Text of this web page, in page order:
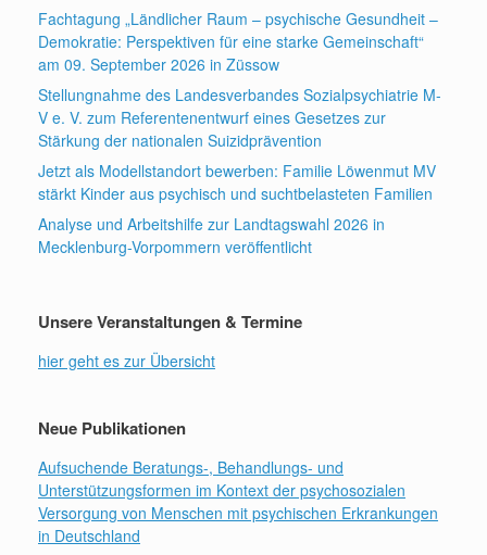
Fachtagung „Ländlicher Raum – psychische Gesundheit –
Demokratie: Perspektiven für eine starke Gemeinschaft“
am 09. September 2026 in Züssow
Stellungnahme des Landesverbandes Sozialpsychiatrie M-
V e. V. zum Referentenentwurf eines Gesetzes zur
Stärkung der nationalen Suizidprävention
Jetzt als Modellstandort bewerben: Familie Löwenmut MV
stärkt Kinder aus psychisch und suchtbelasteten Familien
Analyse und Arbeitshilfe zur Landtagswahl 2026 in
Mecklenburg-Vorpommern veröffentlicht
Unsere Veranstaltungen & Termine
hier geht es zur Übersicht
Neue Publikationen
Aufsuchende Beratungs-, Behandlungs- und
Unterstützungsformen im Kontext der psychosozialen
Versorgung von Menschen mit psychischen Erkrankungen
in Deutschland